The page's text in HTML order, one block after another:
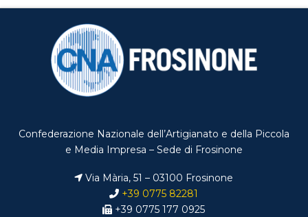
Confederazione Nazionale dell’Artigianato e della Piccola
e Media Impresa – Sede di Frosinone
Via Mària, 51 – 03100 Frosinone
+39 0775 82281
+39 0775 177 0925